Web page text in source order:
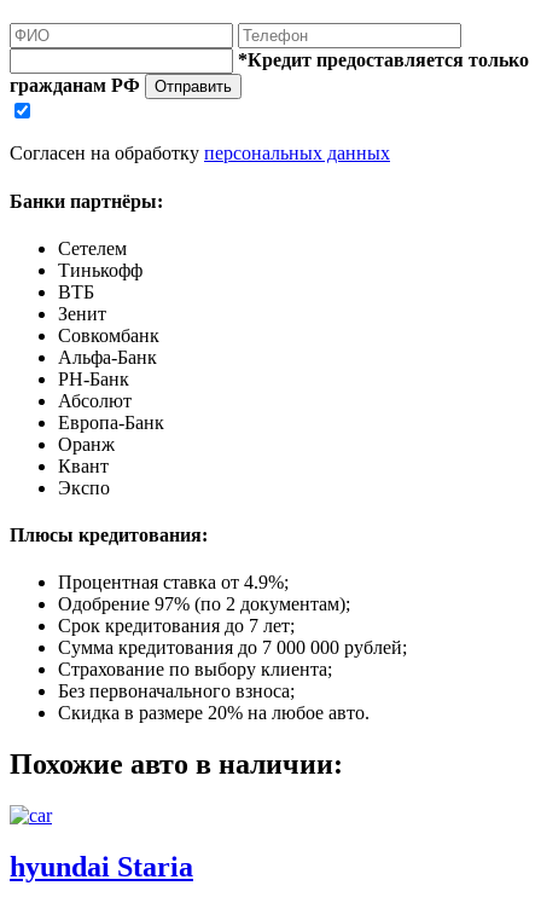
*Кредит предоставляется только
гражданам РФ
Отправить
Согласен на обработку персональных данных
Банки партнёры:
Сетелем
Тинькофф
ВТБ
Зенит
Совкомбанк
Альфа-Банк
РН-Банк
Абсолют
Европа-Банк
Оранж
Квант
Экспо
Плюсы кредитования:
Процентная ставка от 4.9%;
Одобрение 97% (по 2 документам);
Срок кредитования до 7 лет;
Сумма кредитования до 7 000 000 рублей;
Страхование по выбору клиента;
Без первоначального взноса;
Скидка в размере 20% на любое авто.
Похожие авто в наличии:
hyundai Staria